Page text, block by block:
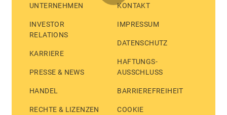
UNTERNEHMEN
INVESTOR
RELATIONS
KARRIERE
PRESSE & NEWS
HANDEL
RECHTE & LIZENZEN
KONTAKT
IMPRESSUM
DATENSCHUTZ
HAFTUNGS­
AUSSCHLUSS
BARRIEREFREIHEIT
COOKIE